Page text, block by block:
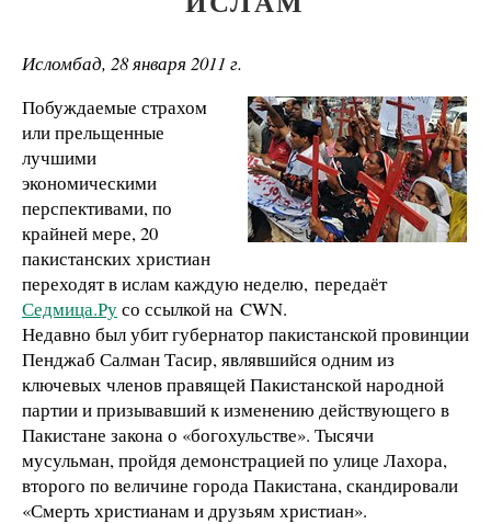
Исломбад, 28 января 2011 г.
Побуждаемые страхом
или прельщенные
лучшими
экономическими
перспективами, по
крайней мере, 20
пакистанских христиан
переходят в ислам каждую неделю, передаёт
Седмица.Русо ссылкой на CWN.
Недавно был убит губернатор пакистанской провинции
Пенджаб Салман Тасир, являвшийся одним из
ключевых членов правящей Пакистанской народной
партии и призывавший к изменению действующего в
Пакистане закона о «богохульстве». Тысячи
мусульман, пройдя демонстрацией по улице Лахора,
второго по величине города Пакистана, скандировали
«Смерть христианам и друзьям христиан».